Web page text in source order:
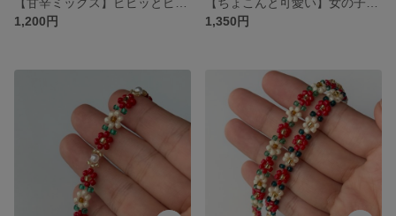
1,200円
1,350円